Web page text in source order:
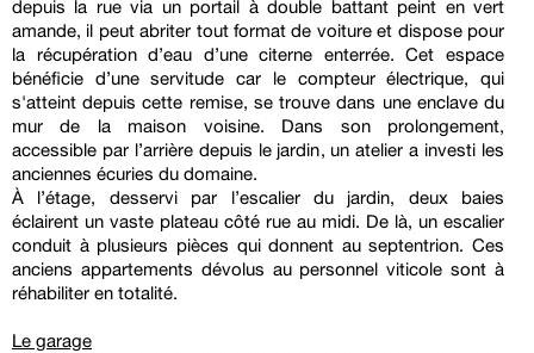
depuis la rue via un portail à double battant peint en vert
amande, il peut abriter tout format de voiture et dispose pour
la récupération d’eau d’une citerne enterrée. Cet espace
bénéficie d’une servitude car le compteur électrique, qui
s'atteint depuis cette remise, se trouve dans une enclave du
mur de la maison voisine. Dans son prolongement,
accessible par l’arrière depuis le jardin, un atelier a investi les
anciennes écuries du domaine.
À l’étage, desservi par l’escalier du jardin, deux baies
éclairent un vaste plateau côté rue au midi. De là, un escalier
conduit à plusieurs pièces qui donnent au septentrion. Ces
anciens appartements dévolus au personnel viticole sont à
réhabiliter en totalité.
Le garage